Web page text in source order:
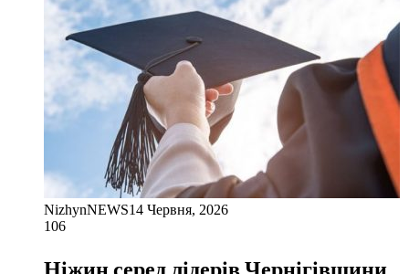
NizhynNEWS14 Червня, 2026
106